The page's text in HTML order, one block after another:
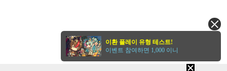
이환 플레이 유형 테스트!
이벤트 참여하면 1,000 이니